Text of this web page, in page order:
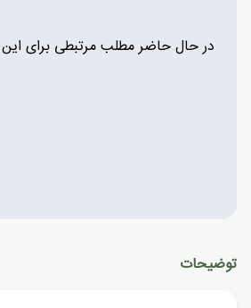
در حال حاضر مطلب مرتبطی برای
توضیحات